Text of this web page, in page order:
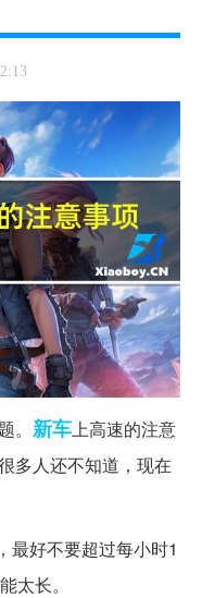
新车上高速的注意
多人还不知道，现在
最好不要超过每小时1
太长。